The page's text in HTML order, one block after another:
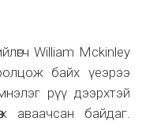
William Mckinley
байх үеэрээ
рүү дээрхтэй
аваачсан байдаг.